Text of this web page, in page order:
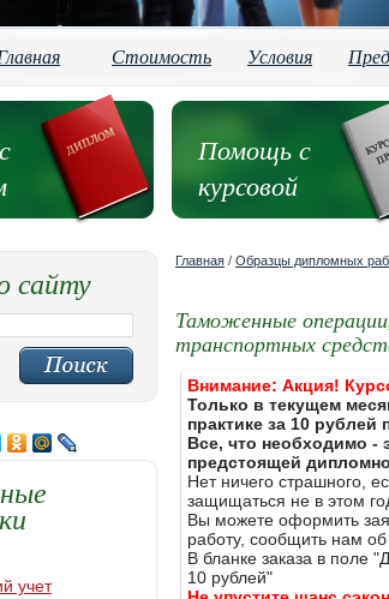
Стоимость Условия
Помощь с
курсовой
Главная / Образцы дипломных
Таможенные
транспортных
Внимание: Акция!
Только в текущем
практике за 10
Все, что необходимо -
предстоящей
Нет ничего страшного,
защищаться не в этом
Вы можете оформить
работу, сообщить нам
В бланке заказа в поле
10 рублей"
сайту
учет